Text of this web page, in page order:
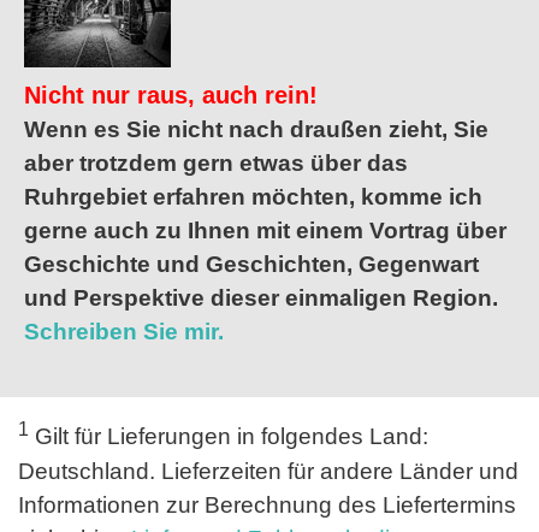
Nicht nur raus, auch rein!
Wenn es Sie nicht nach draußen zieht, Sie
aber trotzdem gern etwas über das
Ruhrgebiet erfahren möchten, komme ich
gerne auch zu Ihnen mit einem Vortrag über
Geschichte und Geschichten, Gegenwart
und Perspektive dieser einmaligen Region.
Schreiben Sie mir.
1 Gilt für Lieferungen in folgendes Land:
Deutschland. Lieferzeiten für andere Länder und
Informationen zur Berechnung des Liefertermins